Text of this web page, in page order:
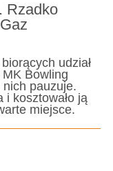
Rzadko
udział
Bowling
nich pauzuje.
i kosztowało ją
miejsce.